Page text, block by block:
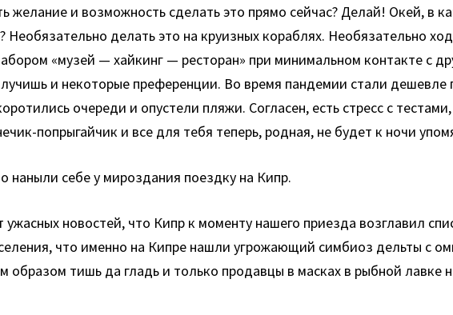
желание и возможность сделать это прямо сейчас? Делай! Окей, в
делать это на круизных кораблях. Необязательно
«музей — хайкинг — ресторан» при минимальном контакте с
и некоторые преференции. Во время пандемии стали дешевле
очереди и опустели пляжи. Согласен, есть стресс с
попрыгайчик и все для тебя теперь, родная, не будет к ночи
наныли себе у мироздания поездку на Кипр.
новостей, что Кипр к моменту нашего приезда возглавил
что именно на Кипре нашли угрожающий симбиоз дельты с
образом тишь да гладь и только продавцы в масках в рыбной лавке